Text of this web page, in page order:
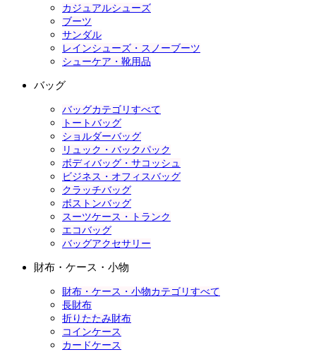
カジュアルシューズ
ブーツ
サンダル
レインシューズ・スノーブーツ
シューケア・靴用品
バッグ
バッグカテゴリすべて
トートバッグ
ショルダーバッグ
リュック・バックパック
ボディバッグ・サコッシュ
ビジネス・オフィスバッグ
クラッチバッグ
ボストンバッグ
スーツケース・トランク
エコバッグ
バッグアクセサリー
財布・ケース・小物
財布・ケース・小物カテゴリすべて
長財布
折りたたみ財布
コインケース
カードケース